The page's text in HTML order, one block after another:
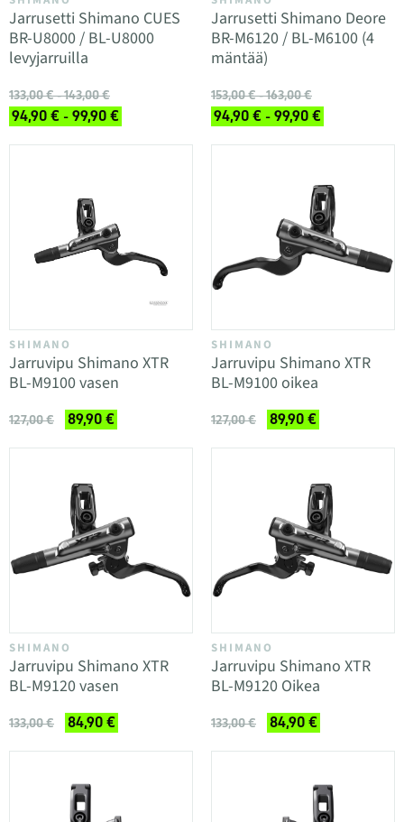
Jarrusetti Shimano CUES
BR-U8000 / BL-U8000
levyjarruilla
133,00 € - 143,00 €
94,90 € - 99,90 €
Jarrusetti Shimano Deore
BR-M6120 / BL-M6100 (4
mäntää)
153,00 € - 163,00 €
94,90 € - 99,90 €
SHIMANO
Jarruvipu Shimano XTR
BL-M9100 vasen
127,00 € 89,90 €
SHIMANO
Jarruvipu Shimano XTR
BL-M9100 oikea
127,00 € 89,90 €
SHIMANO
Jarruvipu Shimano XTR
BL-M9120 vasen
133,00 € 84,90 €
SHIMANO
Jarruvipu Shimano XTR
BL-M9120 Oikea
133,00 € 84,90 €